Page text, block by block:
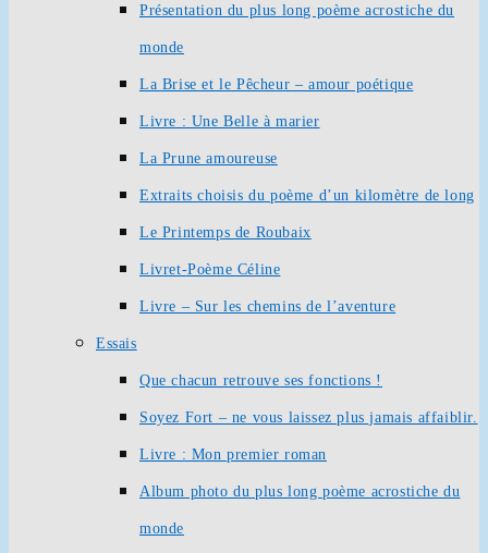
Présentation du plus long poème acrostiche du
monde
La Brise et le Pêcheur – amour poétique
Livre : Une Belle à marier
La Prune amoureuse
Extraits choisis du poème d’un kilomètre de long
Le Printemps de Roubaix
Livret-Poème Céline
Livre – Sur les chemins de l’aventure
Essais
Que chacun retrouve ses fonctions !
Soyez Fort – ne vous laissez plus jamais affaiblir.
Livre : Mon premier roman
Album photo du plus long poème acrostiche du
monde